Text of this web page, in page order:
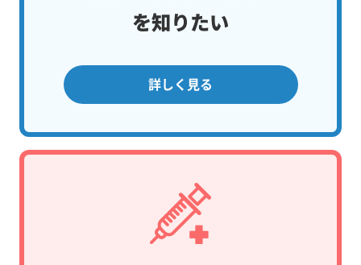
を知りたい
詳しく見る